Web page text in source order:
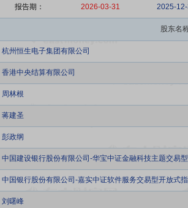
报告期： 2026-03-31 2025-
股东名
杭州恒生电子集团有限公司
香港中央结算有限公司
周林根
蒋建圣
彭政纲
中国建设银行股份有限公司-华宝中证金融科技主题交易
中国银行股份有限公司-嘉实中证软件服务交易型开放式
刘曙峰